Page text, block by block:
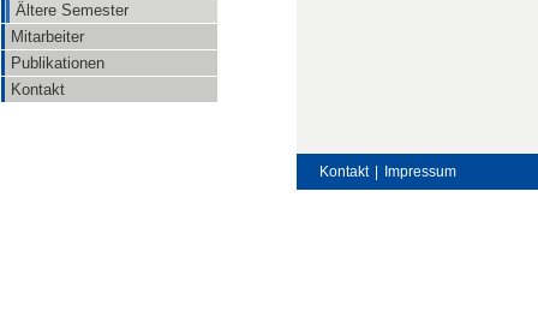
Ältere Semester
Mitarbeiter
Publikationen
Kontakt
Kontakt Impressum